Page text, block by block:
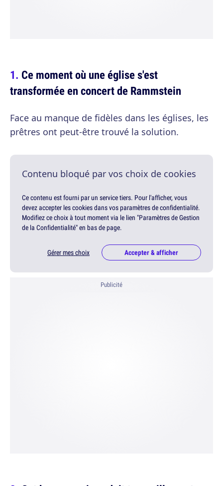
Ce moment où une église s'est
transformée en concert de Rammstein
Face au manque de fidèles dans les églises, les
prêtres ont peut-être trouvé la solution.
Contenu bloqué par vos choix de cookies
Ce contenu est fourni par un service tiers. Pour l'afficher, vous
devez accepter les cookies dans vos paramètres de confidentialité.
Modifiez ce choix à tout moment via le lien "Paramètres de Gestion
de la Confidentialité" en bas de page.
Gérer mes choix Accepter & afficher
Publicité